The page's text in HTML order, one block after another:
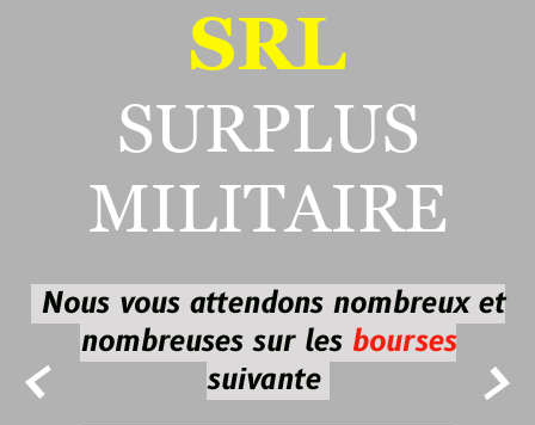
 
SRL
SURPLUS
MILITAIRE
Nous vous attendons nombreux et
nombreuses sur les bourses
suivante